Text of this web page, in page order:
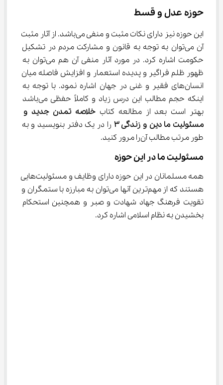
حوزه عدل و قسط
این حوزه نیز دارای نکات مثبت و منفی می‌باشد. از آثار مثبت
آن می‌توان به توجه به قانون و مشارکت مردم در تشکیل
حکومت اشاره کرد. در مورد آثار منفی آن هم می‌توان به
ظهور ظلم فراگیر و پدیده استعمار و افزایش فاصله میان
انسان‌های فقیر و غنی در جهان اشاره نمود. با توجه به
اینکه حجم مطالب این درس زیاد و کاملاً حفظی می‌باشد
بهتر است بعد از مطالعه کتاب خلاصه تمدن جدید و
مسئولیت ما دین و زندگی ۳ را در یک دفتر بنویسید و به
طور مرتب مطالب آن‌را مرور کنید.
مسئولیت ما در این حوزه
همه مسلمانان در این حوزه دارای وظایف و مسئولیت‌هایی
هستند که از مهم‌ترین آنها می‌توان به مبارزه با ستمگران و
تقویت فرهنگ جهاد شهادت و صبر و همچنین استحکام
بخشیدن به نظام اسلامی اشاره کرد.